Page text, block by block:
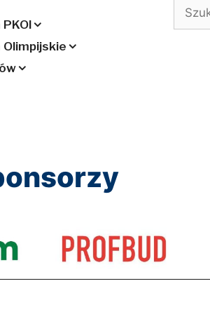
PKOl